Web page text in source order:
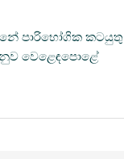
පාරිභෝගික කටයුතු
වෙළෙඳපොළේ